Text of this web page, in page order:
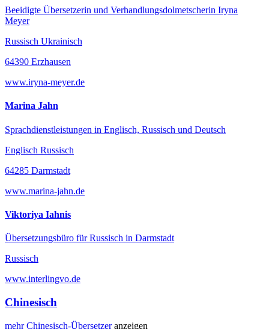
Beeidigte Übersetzerin und Verhandlungsdolmetscherin Iryna
Meyer
Russisch Ukrainisch
64390 Erzhausen
www.iryna-meyer.de
Marina Jahn
Sprachdienstleistungen in Englisch, Russisch und Deutsch
Englisch Russisch
64285 Darmstadt
www.marina-jahn.de
Viktoriya Iahnis
Übersetzungsbüro für Russisch in Darmstadt
Russisch
www.interlingvo.de
Chinesisch
mehrChinesisch-Übersetzeranzeigen